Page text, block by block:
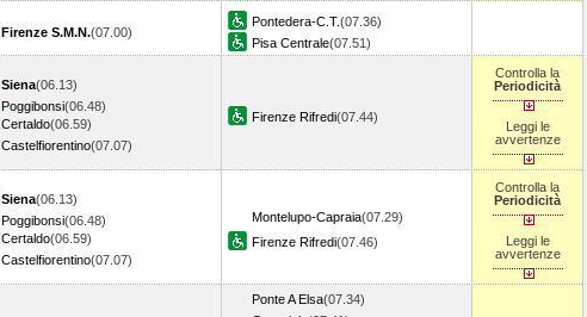
Firenze S.M.N.(07.00)
Pontedera-C.T.(07.36)
Pisa Centrale(07.51)
Siena(06.13)
Poggibonsi(06.48)
Certaldo(06.59)
Castelfiorentino(07.07)
Firenze Rifredi(07.44)
Controlla la
Periodicità
Leggi le
avvertenze
Siena(06.13)
Poggibonsi(06.48)
Certaldo(06.59)
Castelfiorentino(07.07)
Montelupo-Capraia(07.29)
Firenze Rifredi(07.46)
Controlla la
Periodicità
Leggi le
avvertenze
Ponte A Elsa(07.34)